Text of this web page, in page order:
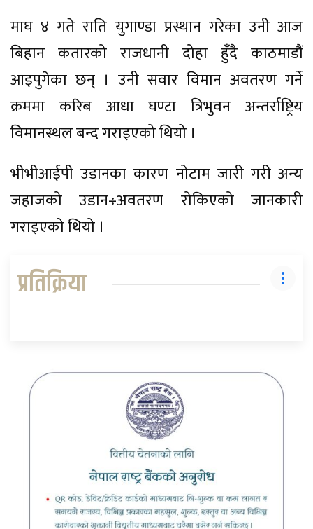
माघ ४ गते राति युगाण्डा प्रस्थान गरेका उनी आज
बिहान कतारको राजधानी दोहा हुँदै काठमाडौं
आइपुगेका छन् । उनी सवार विमान अवतरण गर्ने
क्रममा करिब आधा घण्टा त्रिभुवन अन्तर्राष्ट्रिय
विमानस्थल बन्द गराइएको थियो ।
भीभीआईपी उडानका कारण नोटाम जारी गरी अन्य
जहाजको उडान÷अवतरण रोकिएको जानकारी
गराइएको थियो ।
प्रतिक्रिया